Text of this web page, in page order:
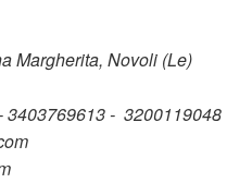
Margherita, Novoli (Le)
3403769613 - 3200119048